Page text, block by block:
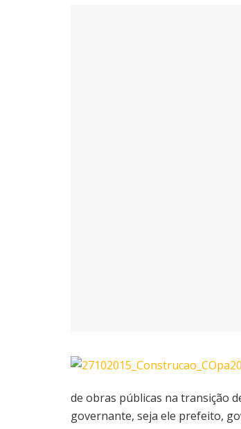
de obras públicas na transição
governante, seja ele prefeito,